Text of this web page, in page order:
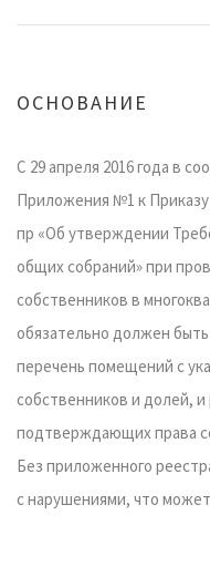
ОСНОВАНИЕ
С 29 апреля 2016 года в
Приложения №1 к Приказу
пр «Об утверждении
общих собраний» при
собственников в
обязательно должен
перечень помещений с
собственников и долей,
подтверждающих права
Без приложенного
с нарушениями, что